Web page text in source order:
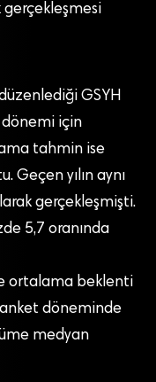
gerçekleşmesi
GSYH
dönemi için
tahmin ise
Geçen yılın aynı
gerçekleşmişti.
5,7 oranında
ortalama beklenti
döneminde
medyan